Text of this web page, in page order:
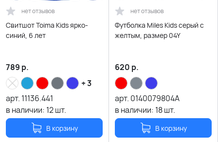
нет отзывов
Свитшот Toima Kids ярко-
синий, 6 лет
789 р.
+ 3
арт. 11136.441
в наличии: 12шт.
В корзину
нет отзывов
Футболка Miles Kids серый с
желтым, размер 04Y
620 р.
арт. 0140079804A
в наличии: 18шт.
В корзину